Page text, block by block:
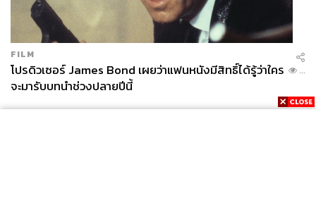
FILM
โปรดิวเซอร์ James Bond เผยว่าแฟนหนังมีสิทธิ์ได้รู้ว่าใคร
จะมารับบทนำช่วงปลายปีนี้
...